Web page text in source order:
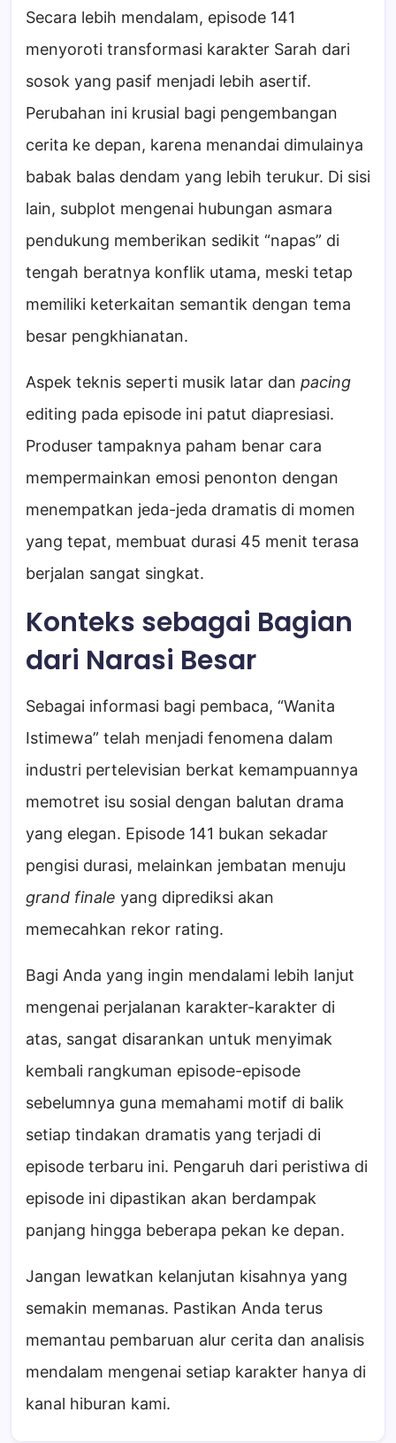
Secara lebih mendalam, episode 141
menyoroti transformasi karakter Sarah dari
sosok yang pasif menjadi lebih asertif.
Perubahan ini krusial bagi pengembangan
cerita ke depan, karena menandai dimulainya
babak balas dendam yang lebih terukur. Di sisi
lain, subplot mengenai hubungan asmara
pendukung memberikan sedikit “napas” di
tengah beratnya konflik utama, meski tetap
memiliki keterkaitan semantik dengan tema
besar pengkhianatan.
Aspek teknis seperti musik latar dan pacing
editing pada episode ini patut diapresiasi.
Produser tampaknya paham benar cara
mempermainkan emosi penonton dengan
menempatkan jeda-jeda dramatis di momen
yang tepat, membuat durasi 45 menit terasa
berjalan sangat singkat.
Konteks sebagai Bagian
dari Narasi Besar
Sebagai informasi bagi pembaca, “Wanita
Istimewa” telah menjadi fenomena dalam
industri pertelevisian berkat kemampuannya
memotret isu sosial dengan balutan drama
yang elegan. Episode 141 bukan sekadar
pengisi durasi, melainkan jembatan menuju
grand finale yang diprediksi akan
memecahkan rekor rating.
Bagi Anda yang ingin mendalami lebih lanjut
mengenai perjalanan karakter-karakter di
atas, sangat disarankan untuk menyimak
kembali rangkuman episode-episode
sebelumnya guna memahami motif di balik
setiap tindakan dramatis yang terjadi di
episode terbaru ini. Pengaruh dari peristiwa di
episode ini dipastikan akan berdampak
panjang hingga beberapa pekan ke depan.
Jangan lewatkan kelanjutan kisahnya yang
semakin memanas. Pastikan Anda terus
memantau pembaruan alur cerita dan analisis
mendalam mengenai setiap karakter hanya di
kanal hiburan kami.